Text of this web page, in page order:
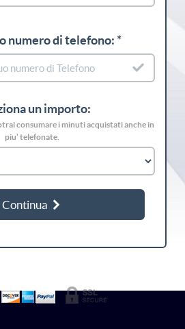
numero di telefono: *
un importo:
consumare i minuti acquistati anche in
piu' telefonate.
Continua